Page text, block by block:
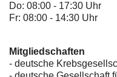
Do: 08:00 - 17:30 Uhr
Fr: 08:00 - 14:30 Uhr
Mitgliedschaften
- deutsche